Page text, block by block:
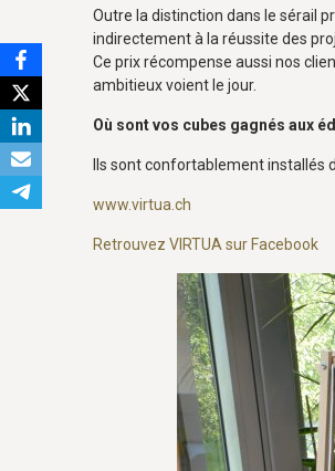
Outre la distinction dans le sérail
indirectement à la réussite des
Ce prix récompense aussi nos
ambitieux voient le jour.
Où sont vos cubes gagnés aux
Ils sont confortablement installés
www.virtua.ch
Retrouvez VIRTUA sur Facebook